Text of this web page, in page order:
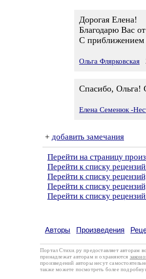
Дорогая Елена!
Благодарю Вас
С приближением
Ольга Флярковская
Спасибо, Ольга!
Елена Семенюк -
+ добавить замечания
Перейти на страницу
Перейти к списку
Перейти к списку
Перейти к списку
Перейти к списку
Авторы Произведения
Портал Стихи.ру предоставляет авторам
принадлежат авторам и охраняются
произведений авторы несут
также можете посмотреть более